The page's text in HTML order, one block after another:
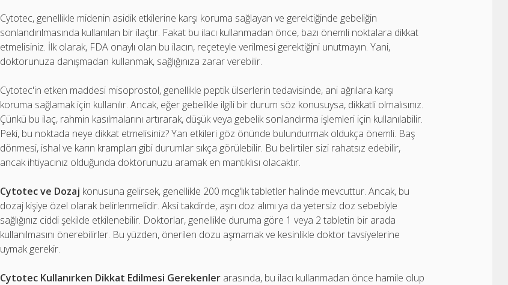
Cytotec, genellikle midenin asidik etkilerine karşı koruma sağlayan ve gerektiğinde gebeliğin
sonlandırılmasında kullanılan bir ilaçtır. Fakat bu ilacı kullanmadan önce, bazı önemli noktalara dikkat
etmelisiniz. İlk olarak, FDA onaylı olan bu ilacın, reçeteyle verilmesi gerektiğini unutmayın. Yani,
doktorunuza danışmadan kullanmak, sağlığınıza zarar verebilir.
Cytotec'in etken maddesi misoprostol, genellikle peptik ülserlerin tedavisinde, ani ağrılara karşı
koruma sağlamak için kullanılır. Ancak, eğer gebelikle ilgili bir durum söz konusuysa, dikkatli olmalısınız.
Çünkü bu ilaç, rahmin kasılmalarını artırarak, düşük veya gebelik sonlandırma işlemleri için kullanılabilir.
Peki, bu noktada neye dikkat etmelisiniz? Yan etkileri göz önünde bulundurmak oldukça önemli. Baş
dönmesi, ishal ve karın krampları gibi durumlar sıkça görülebilir. Bu belirtiler sizi rahatsız edebilir,
ancak ihtiyacınız olduğunda doktorunuzu aramak en mantıklısı olacaktır.
Cytotec ve Dozaj konusuna gelirsek, genellikle 200 mcg'lık tabletler halinde mevcuttur. Ancak, bu
dozaj kişiye özel olarak belirlenmelidir. Aksi takdirde, aşırı doz alımı ya da yetersiz doz sebebiyle
sağlığınız ciddi şekilde etkilenebilir. Doktorlar, genellikle duruma göre 1 veya 2 tabletin bir arada
kullanılmasını önerebilirler. Bu yüzden, önerilen dozu aşmamak ve kesinlikle doktor tavsiyelerine
uymak gerekir.
Cytotec Kullanırken Dikkat Edilmesi Gerekenler arasında, bu ilacı kullanmadan önce hamile olup